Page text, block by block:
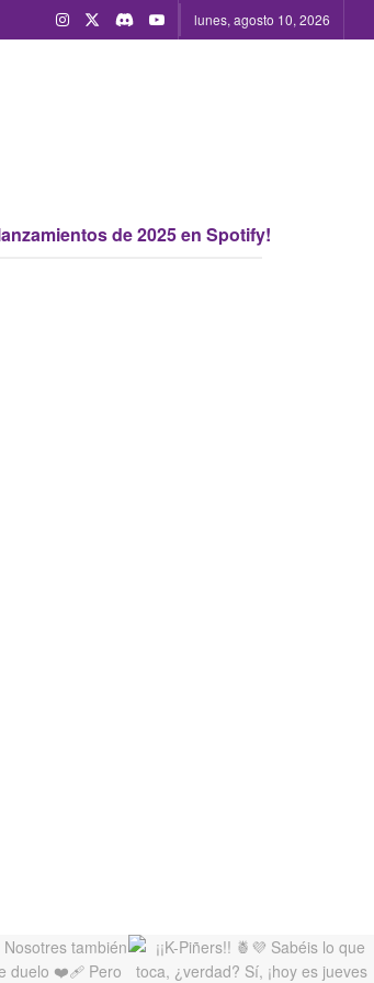
lunes, agosto 10, 2026
de 2025 en Spotify!